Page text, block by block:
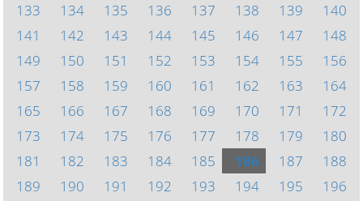
133
134 135 136 137 138 139
140
141
142 143 144 145 146 147
148
149
150 151 152 153 154 155
156
157
158 159 160 161 162 163
164
165
166 167 168 169 170 171
172
173
174 175 176 177 178 179
180
181
182 183 184 185 186 187
188
189
190 191 192 193 194 195
196